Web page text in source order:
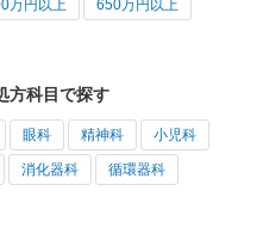
万円以上 650万円以上
方科目で探す
眼科 精神科 小児科
消化器科 循環器科